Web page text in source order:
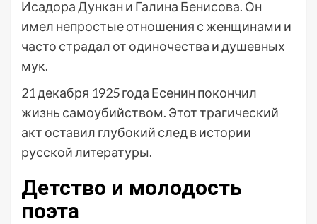
Исадора Дункан и Галина Бенисова. Он
имел непростые отношения с женщинами и
часто страдал от одиночества и душевных
мук.
21 декабря 1925 года Есенин покончил
жизнь самоубийством. Этот трагический
акт оставил глубокий след в истории
русской литературы.
Детство и молодость
поэта